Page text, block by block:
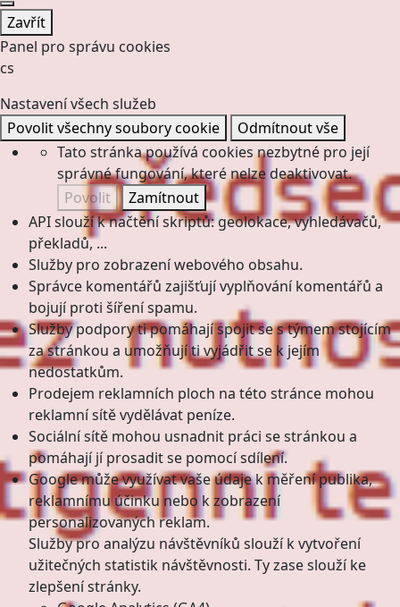
Zavřít
Panel pro správu cookies
cs
Nastavení všech služeb
Povolit všechny soubory cookie
Odmítnout vše
Tato stránka používá cookies nezbytné pro její
správné fungování, které nelze deaktivovat.
Povolit
Zamítnout
API slouží k načtění skriptů: geolokace, vyhledávačů,
překladů, ...
Služby pro zobrazení webového obsahu.
Správce komentářů zajišťují vyplňování komentářů a
bojují proti šíření spamu.
Služby podpory ti pomáhají spojit se s týmem stojícím
za stránkou a umožňují ti vyjádřit se k jejím
nedostatkům.
Prodejem reklamních ploch na této stránce mohou
reklamní sítě vydělávat peníze.
Sociální sítě mohou usnadnit práci se stránkou a
pomáhají jí prosadit se pomocí sdílení.
Google může využívat vaše údaje k měření publika,
reklamnímu účinku nebo k zobrazení
personalizovaných reklam.
Služby pro analýzu návštěvníků slouží k vytvoření
užitečných statistik návštěvnosti. Ty zase slouží ke
zlepšení stránky.